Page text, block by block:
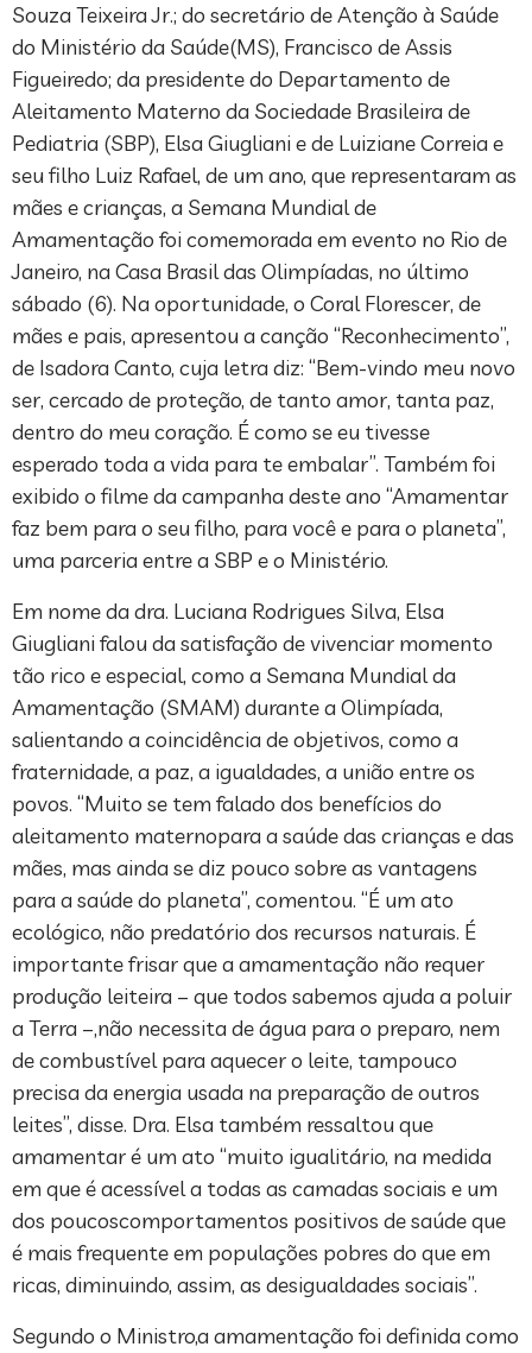
Souza Teixeira Jr.; do secretário de Atenção à Saúde
do Ministério da Saúde(MS), Francisco de Assis
Figueiredo; da presidente do Departamento de
Aleitamento Materno da Sociedade Brasileira de
Pediatria (SBP), Elsa Giugliani e de Luiziane Correia e
seu filho Luiz Rafael, de um ano, que representaram as
mães e crianças, a Semana Mundial de
Amamentação foi comemorada em evento no Rio de
Janeiro, na Casa Brasil das Olimpíadas, no último
sábado (6). Na oportunidade, o Coral Florescer, de
mães e pais, apresentou a canção “Reconhecimento”,
de Isadora Canto, cuja letra diz: “Bem-vindo meu novo
ser, cercado de proteção, de tanto amor, tanta paz,
dentro do meu coração. É como se eu tivesse
esperado toda a vida para te embalar”. Também foi
exibido o filme da campanha deste ano “Amamentar
faz bem para o seu filho, para você e para o planeta”,
uma parceria entre a SBP e o Ministério.
Em nome da dra. Luciana Rodrigues Silva, Elsa
Giugliani falou da satisfação de vivenciar momento
tão rico e especial, como a Semana Mundial da
Amamentação (SMAM) durante a Olimpíada,
salientando a coincidência de objetivos, como a
fraternidade, a paz, a igualdades, a união entre os
povos. “Muito se tem falado dos benefícios do
aleitamento maternopara a saúde das crianças e das
mães, mas ainda se diz pouco sobre as vantagens
para a saúde do planeta”, comentou. “É um ato
ecológico, não predatório dos recursos naturais. É
importante frisar que a amamentação não requer
produção leiteira – que todos sabemos ajuda a poluir
a Terra –,não necessita de água para o preparo, nem
de combustível para aquecer o leite, tampouco
precisa da energia usada na preparação de outros
leites”, disse. Dra. Elsa também ressaltou que
amamentar é um ato “muito igualitário, na medida
em que é acessível a todas as camadas sociais e um
dos poucoscomportamentos positivos de saúde que
é mais frequente em populações pobres do que em
ricas, diminuindo, assim, as desigualdades sociais”.
Segundo o Ministro,a amamentação foi definida como